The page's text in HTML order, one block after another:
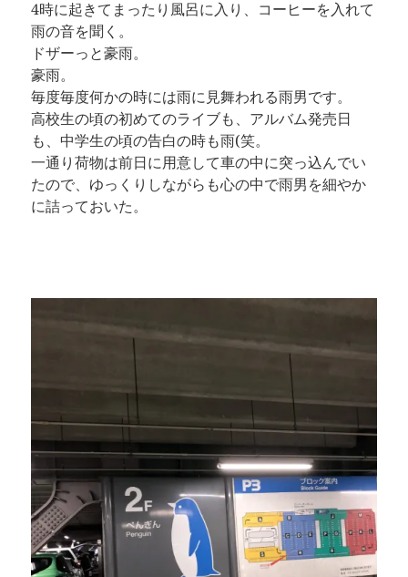
4時に起きてまったり風呂に入り、コーヒーを入れて
雨の音を聞く。
ドザーっと豪雨。
豪雨。
毎度毎度何かの時には雨に見舞われる雨男です。
高校生の頃の初めてのライブも、アルバム発売日
も、中学生の頃の告白の時も雨(笑。
一通り荷物は前日に用意して車の中に突っ込んでい
たので、ゆっくりしながらも心の中で雨男を細やか
に詰っておいた。